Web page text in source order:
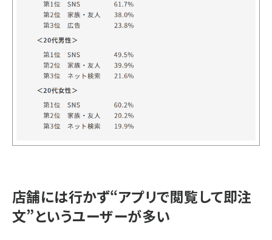
店舗には行かず“アプリで閲覧して即注
文”というユーザーが多い